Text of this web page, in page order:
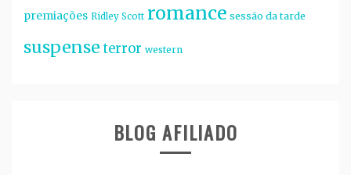
premiações Ridley Scott romance sessão da tarde
suspense terror western
BLOG AFILIADO